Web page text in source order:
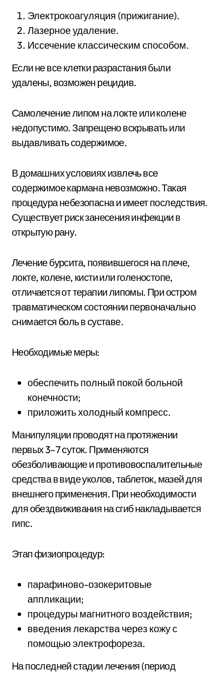
Электрокоагуляция (прижигание).
Лазерное удаление.
Иссечение классическим способом.
Если не все клетки разрастания были
удалены, возможен рецидив.
Самолечение липом на локте или колене
недопустимо. Запрещено вскрывать или
выдавливать содержимое.
В домашних условиях извлечь все
содержимое кармана невозможно. Такая
процедура небезопасна и имеет последствия.
Существует риск занесения инфекции в
открытую рану.
Лечение бурсита, появившегося на плече,
локте, колене, кисти или голеностопе,
отличается от терапии липомы. При остром
травматическом состоянии первоначально
снимается боль в суставе.
Необходимые меры:
обеспечить полный покой больной
конечности;
приложить холодный компресс.
Манипуляции проводят на протяжении
первых 3–7 суток. Применяются
обезболивающие и противовоспалительные
средства в виде уколов, таблеток, мазей для
внешнего применения. При необходимости
для обездвиживания на сгиб накладывается
гипс.
Этап физиопроцедур:
парафиново-озокеритовые
аппликации;
процедуры магнитного воздействия;
введения лекарства через кожу с
помощью электрофореза.
На последней стадии лечения (период